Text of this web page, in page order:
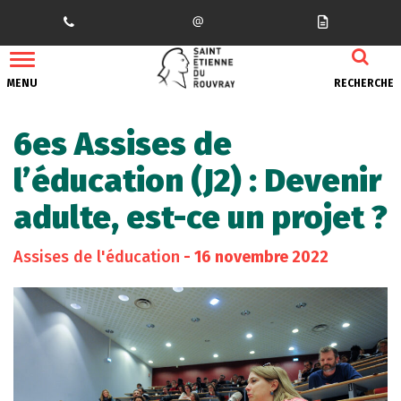
MENU RECHERCHE
6es Assises de
l’éducation (J2) : Devenir
adulte, est-ce un projet ?
Assises de l'éducation - 16 novembre 2022